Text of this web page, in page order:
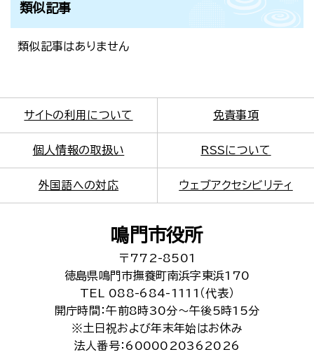
類似記事
類似記事はありません
サイトの利用について 免責事項
個人情報の取扱い RSSについて
外国語への対応 ウェブアクセシビリティ
鳴門市役所
〒772-8501
徳島県鳴門市撫養町南浜字東浜170
TEL 088-684-1111（代表）
開庁時間：午前8時30分～午後5時15分
※土日祝および年末年始はお休み
法人番号：6000020362026